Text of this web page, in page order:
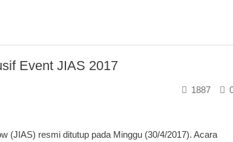
Event JIAS 2017
1887
(JIAS) resmi ditutup pada Minggu (30/4/2017). Acara